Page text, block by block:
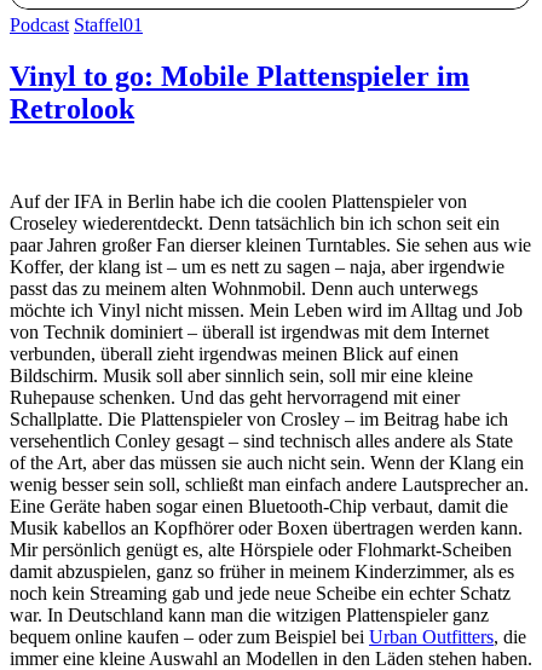
Podcast Staffel01
Vinyl to go: Mobile Plattenspieler im
Retrolook
Auf der IFA in Berlin habe ich die coolen Plattenspieler von
Croseley wiederentdeckt. Denn tatsächlich bin ich schon seit ein
paar Jahren großer Fan dierser kleinen Turntables. Sie sehen aus wie
Koffer, der klang ist – um es nett zu sagen – naja, aber irgendwie
passt das zu meinem alten Wohnmobil. Denn auch unterwegs
möchte ich Vinyl nicht missen. Mein Leben wird im Alltag und Job
von Technik dominiert – überall ist irgendwas mit dem Internet
verbunden, überall zieht irgendwas meinen Blick auf einen
Bildschirm. Musik soll aber sinnlich sein, soll mir eine kleine
Ruhepause schenken. Und das geht hervorragend mit einer
Schallplatte. Die Plattenspieler von Crosley – im Beitrag habe ich
versehentlich Conley gesagt – sind technisch alles andere als State
of the Art, aber das müssen sie auch nicht sein. Wenn der Klang ein
wenig besser sein soll, schließt man einfach andere Lautsprecher an.
Eine Geräte haben sogar einen Bluetooth-Chip verbaut, damit die
Musik kabellos an Kopfhörer oder Boxen übertragen werden kann.
Mir persönlich genügt es, alte Hörspiele oder Flohmarkt-Scheiben
damit abzuspielen, ganz so früher in meinem Kinderzimmer, als es
noch kein Streaming gab und jede neue Scheibe ein echter Schatz
war. In Deutschland kann man die witzigen Plattenspieler ganz
bequem online kaufen – oder zum Beispiel bei Urban Outfitters, die
immer eine kleine Auswahl an Modellen in den Läden stehen haben.